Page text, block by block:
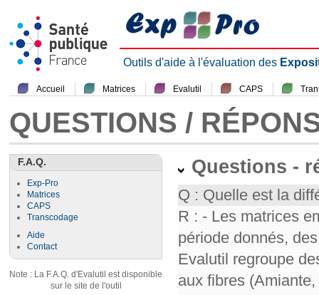
Outils d'aide à l'évaluation des
Accueil Matrices Evalutil CAPS
QUESTIONS /
F.A.Q.
Exp-Pro
Matrices
CAPS
Transcodage
Aide
Contact
Note : La F.A.Q. d'Evalutil est disponible
sur le site de l'outil
Questions -
Q : Quelle est la
R : - Les matrices
période donnés,
Evalutil regroupe
aux fibres